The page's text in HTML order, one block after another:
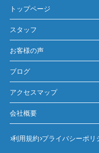
トップページ
スタッフ
お客様の声
ブログ
アクセスマップ
会社概要
利用規約 プライバシーポリ